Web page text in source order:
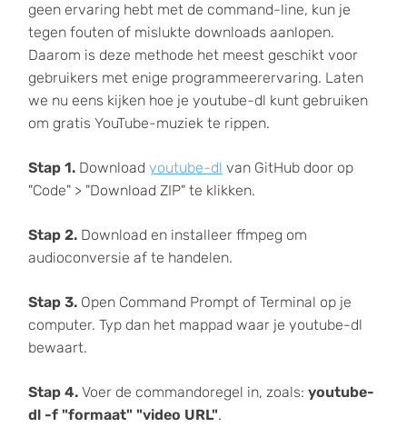
geen ervaring hebt met de command-line, kun je
tegen fouten of mislukte downloads aanlopen.
Daarom is deze methode het meest geschikt voor
gebruikers met enige programmeerervaring. Laten
we nu eens kijken hoe je youtube-dl kunt gebruiken
om gratis YouTube-muziek te rippen.
Stap 1.Download youtube-dl van GitHub door op
"Code" > "Download ZIP" te klikken.
Stap 2.Download en installeer ffmpeg om
audioconversie af te handelen.
Stap 3.Open Command Prompt of Terminal op je
computer. Typ dan het mappad waar je youtube-dl
bewaart.
Stap 4.Voer de commandoregel in, zoals: youtube-
dl -f "formaat" "video URL".